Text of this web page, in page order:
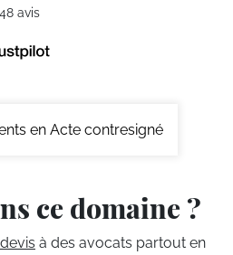
avis
en Acte contresigné
ce domaine ?
à des avocats partout en